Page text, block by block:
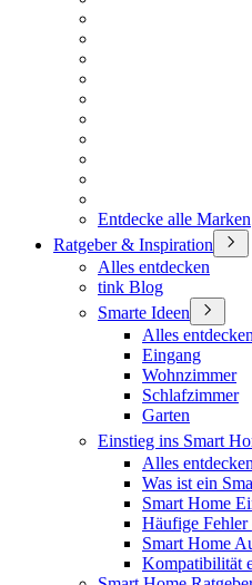
Entdecke alle Marken
Ratgeber & Inspiration
Alles entdecken
tink Blog
Smarte Ideen
Alles entdecken
Eingang
Wohnzimmer
Schlafzimmer
Garten
Einstieg ins Smart
Alles entdecken
Was ist ein
Smart Home
Häufige Fehler
Smart Home
Kompatibilität